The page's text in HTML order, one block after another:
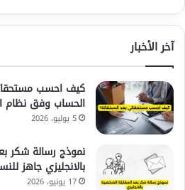
آخر الأخبار
كيف احسب
الحساب وفق نظام
5 يوليو، 2026
نموذج رسالة شكر
بالانجليزي جاهز للنسخ
17 يونيو، 2026